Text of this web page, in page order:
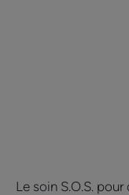
Le soin S.O.S.